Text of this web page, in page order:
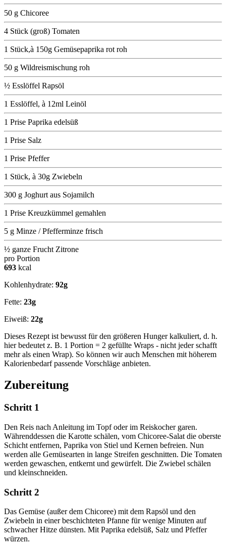
50 g Chicoree
4 Stück (groß) Tomaten
1 Stück,à 150g Gemüsepaprika rot roh
50 g Wildreismischung roh
½ Esslöffel Rapsöl
1 Esslöffel, à 12ml Leinöl
1 Prise Paprika edelsüß
1 Prise Salz
1 Prise Pfeffer
1 Stück, à 30g Zwiebeln
300 g Joghurt aus Sojamilch
1 Prise Kreuzkümmel gemahlen
5 g Minze / Pfefferminze frisch
½ ganze Frucht Zitrone
pro Portion
693 kcal
Kohlenhydrate: 92g
Fette: 23g
Eiweiß: 22g
Dieses Rezept ist bewusst für den größeren Hunger kalkuliert, d. h.
hier bedeutet z. B. 1 Portion = 2 gefüllte Wraps - nicht jeder schafft
mehr als einen Wrap). So können wir auch Menschen mit höherem
Kalorienbedarf passende Vorschläge anbieten.
Zubereitung
Schritt 1
Den Reis nach Anleitung im Topf oder im Reiskocher garen.
Währenddessen die Karotte schälen, vom Chicoree-Salat die oberste
Schicht entfernen, Paprika von Stiel und Kernen befreien. Nun
werden alle Gemüsearten in lange Streifen geschnitten. Die Tomaten
werden gewaschen, entkernt und gewürfelt. Die Zwiebel schälen
und kleinschneiden.
Schritt 2
Das Gemüse (außer dem Chicoree) mit dem Rapsöl und den
Zwiebeln in einer beschichteten Pfanne für wenige Minuten auf
schwacher Hitze dünsten. Mit Paprika edelsüß, Salz und Pfeffer
würzen.